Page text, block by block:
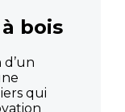
bois
qui